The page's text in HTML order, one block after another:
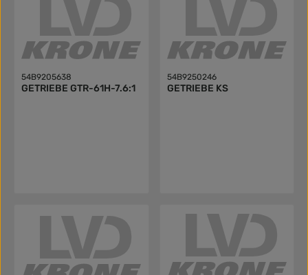
54B9205638
GETRIEBE GTR-61H-7.6:1
54B9250246
GETRIEBE KS